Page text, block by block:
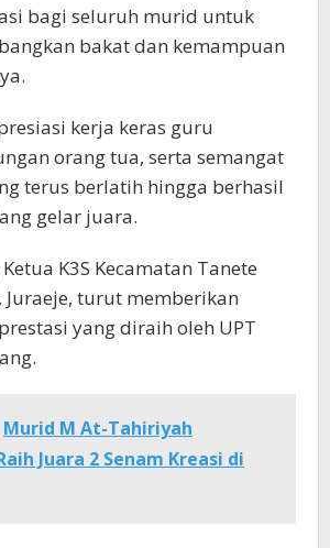
bagi seluruh murid untuk
bakat dan kemampuan
kerja keras guru
orang tua, serta semangat
terus berlatih hingga berhasil
gelar juara.
K3S Kecamatan Tanete
Juraeje, turut memberikan
yang diraih oleh UPT
Murid M At-Tahiriyah
Juara 2 Senam Kreasi di